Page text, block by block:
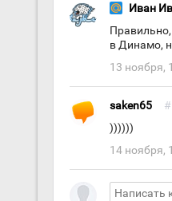
Иван
в Динамо,
13 ноября,
saken65 #
))))))
14 ноября,